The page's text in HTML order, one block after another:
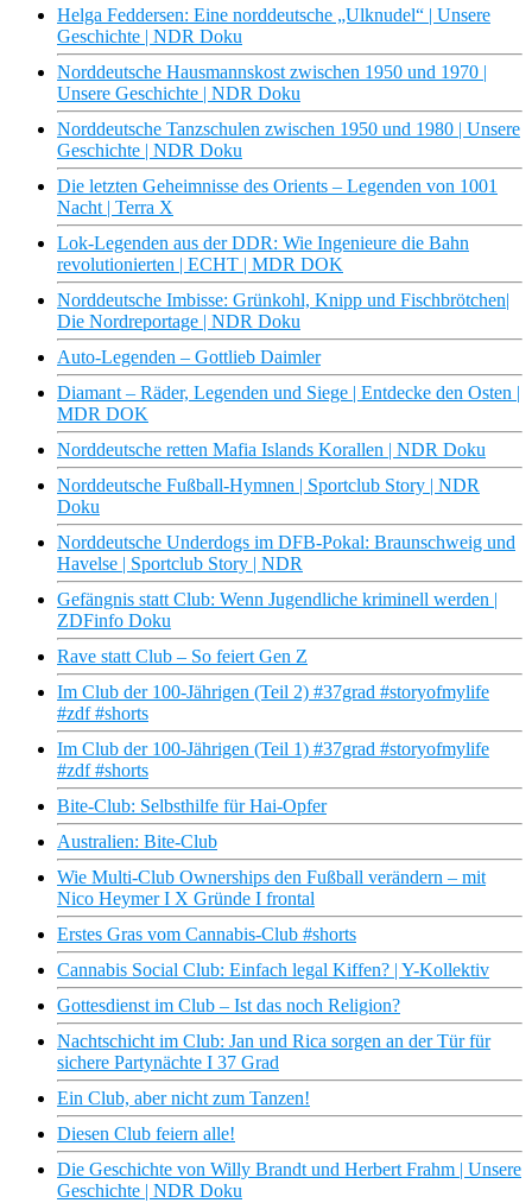
Helga Feddersen: Eine norddeutsche „Ulknudel“ | Unsere
Geschichte | NDR Doku
Norddeutsche Hausmannskost zwischen 1950 und 1970 |
Unsere Geschichte | NDR Doku
Norddeutsche Tanzschulen zwischen 1950 und 1980 | Unsere
Geschichte | NDR Doku
Die letzten Geheimnisse des Orients – Legenden von 1001
Nacht | Terra X
Lok-Legenden aus der DDR: Wie Ingenieure die Bahn
revolutionierten | ECHT | MDR DOK
Norddeutsche Imbisse: Grünkohl, Knipp und Fischbrötchen|
Die Nordreportage | NDR Doku
Auto-Legenden – Gottlieb Daimler
Diamant – Räder, Legenden und Siege | Entdecke den Osten |
MDR DOK
Norddeutsche retten Mafia Islands Korallen | NDR Doku
Norddeutsche Fußball-Hymnen | Sportclub Story | NDR
Doku
Norddeutsche Underdogs im DFB-Pokal: Braunschweig und
Havelse | Sportclub Story | NDR
Gefängnis statt Club: Wenn Jugendliche kriminell werden |
ZDFinfo Doku
Rave statt Club – So feiert Gen Z
Im Club der 100-Jährigen (Teil 2) #37grad #storyofmylife
#zdf #shorts
Im Club der 100-Jährigen (Teil 1) #37grad #storyofmylife
#zdf #shorts
Bite-Club: Selbsthilfe für Hai-Opfer
Australien: Bite-Club
Wie Multi-Club Ownerships den Fußball verändern – mit
Nico Heymer I X Gründe I frontal
Erstes Gras vom Cannabis-Club #shorts
Cannabis Social Club: Einfach legal Kiffen? | Y-Kollektiv
Gottesdienst im Club – Ist das noch Religion?
Nachtschicht im Club: Jan und Rica sorgen an der Tür für
sichere Partynächte I 37 Grad
Ein Club, aber nicht zum Tanzen!
Diesen Club feiern alle!
Die Geschichte von Willy Brandt und Herbert Frahm | Unsere
Geschichte | NDR Doku